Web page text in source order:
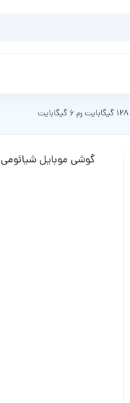
گوشی موبایل شیائومی Poco M5s ظرفیت 128 گیگابایت رم 6 گیگابایت